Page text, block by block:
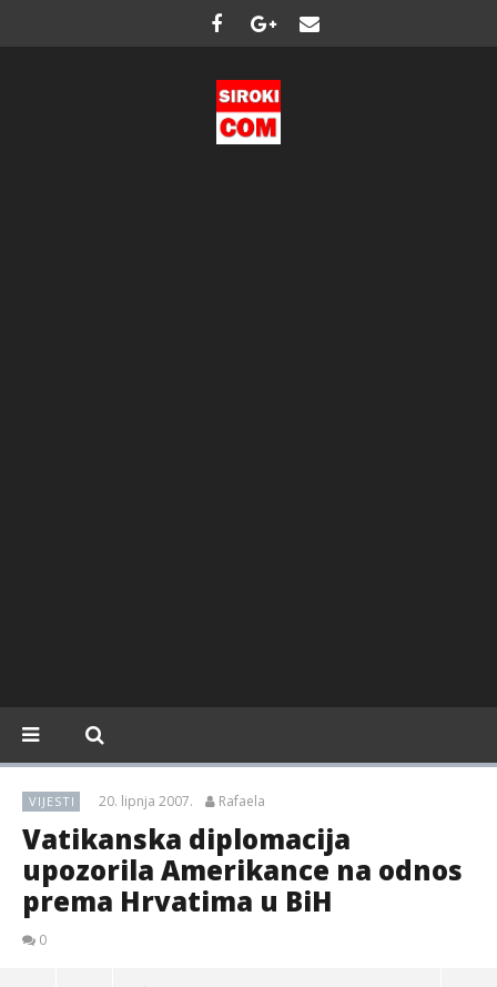
VIJESTI 20. lipnja 2007. Rafaela
Vatikanska diplomacija
upozorila Amerikance na odnos
prema Hrvatima u BiH
0